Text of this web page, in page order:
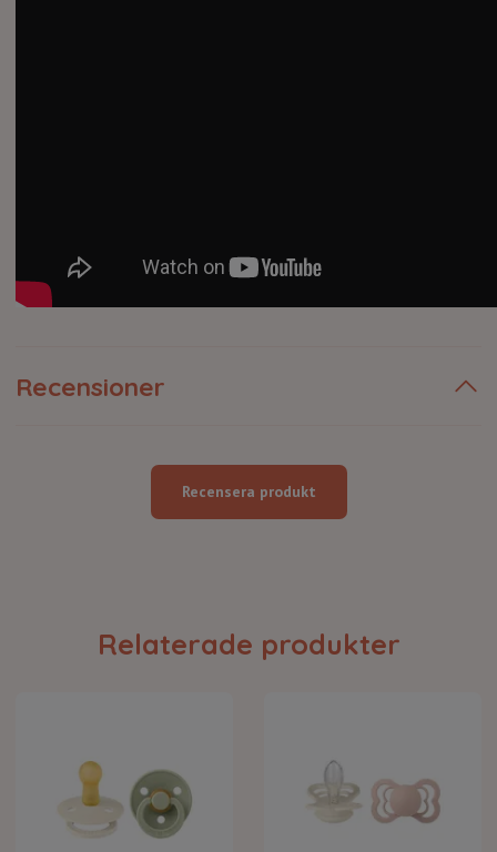
Recensioner
Recensera produkt
Relaterade produkter